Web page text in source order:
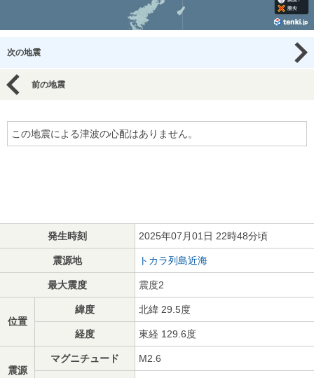
次の地震
前の地震
この地震による津波の心配はありません。
発生時刻 2025年07月01日 22時48分頃
震源地 トカラ列島近海
最大震度 震度2
位置
緯度 北緯 29.5度
経度 東経 129.6度
震源
マグニチュード M2.6